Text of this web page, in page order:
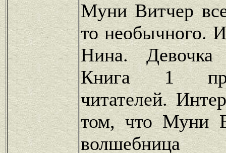
Муни Витчер
то необычного.
Нина.
Книга 1
читателей.
том, что Муни
волшебница